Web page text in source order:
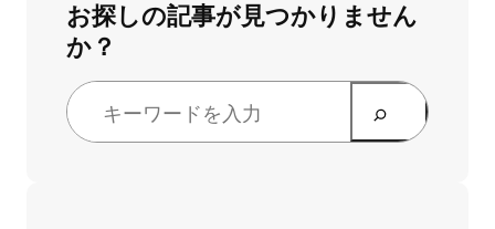
お探しの記事が見つかりません
か？